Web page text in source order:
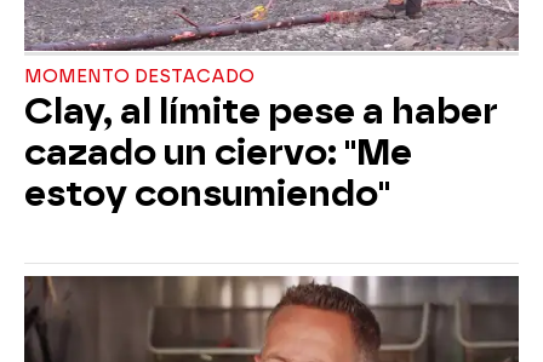
MOMENTO DESTACADO
Clay, al límite pese a haber
cazado un ciervo: "Me
estoy consumiendo"